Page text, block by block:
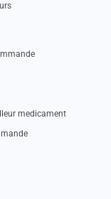
medicament